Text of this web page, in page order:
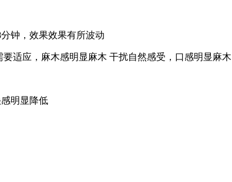
钟，效果效果有所波动
要适应，麻木感明显麻木 干扰自然感受，口感明显麻木
明显降低